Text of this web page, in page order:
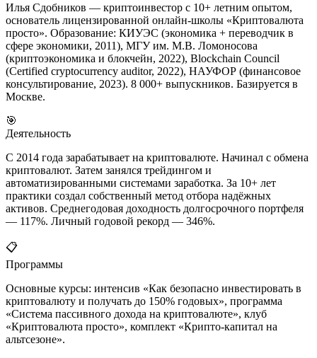
Илья Сдобников — криптоинвестор с 10+ летним опытом,
основатель лицензированной онлайн-школы «Криптовалюта
просто». Образование: КИУЭС (экономика + переводчик в
сфере экономики, 2011), МГУ им. М.В. Ломоносова
(криптоэкономика и блокчейн, 2022), Blockchain Council
(Certified cryptocurrency auditor, 2022), НАУФОР (финансовое
консультирование, 2023). 8 000+ выпускников. Базируется в
Москве.
🎯
Деятельность
С 2014 года зарабатывает на криптовалюте. Начинал с обмена
криптовалют. Затем занялся трейдингом и
автоматизированными системами заработка. За 10+ лет
практики создал собственный метод отбора надёжных
активов. Среднегодовая доходность долгосрочного портфеля
— 117%. Личный годовой рекорд — 346%.
📋
Программы
Основные курсы: интенсив «Как безопасно инвестировать в
криптовалюту и получать до 150% годовых», программа
«Система пассивного дохода на криптовалюте», клуб
«Криптовалюта просто», комплект «Крипто-капитал на
альтсезоне».